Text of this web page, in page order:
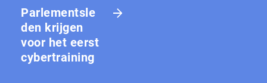
Parlementsle
den krijgen
voor het eerst
cybertraining